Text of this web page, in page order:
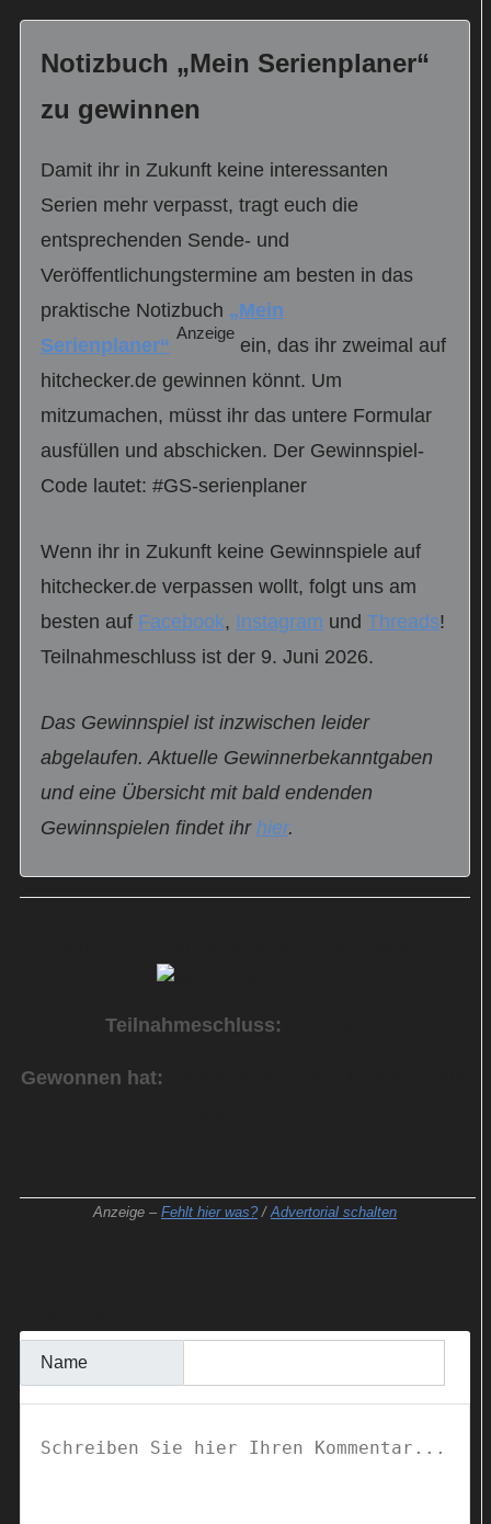
Notizbuch „Mein Serienplaner“
zu gewinnen
Damit ihr in Zukunft keine interessanten
Serien mehr verpasst, tragt euch die
entsprechenden Sende- und
Veröffentlichungstermine am besten in das
praktische Notizbuch „Mein
Serienplaner“
Anzeige
ein, das ihr zweimal auf
hitchecker.de gewinnen könnt. Um
mitzumachen, müsst ihr das untere Formular
ausfüllen und abschicken. Der Gewinnspiel-
Code lautet: #GS-serienplaner
Wenn ihr in Zukunft keine Gewinnspiele auf
hitchecker.de verpassen wollt, folgt uns am
besten auf Facebook, Instagram und Threads!
Teilnahmeschluss ist der 9. Juni 2026.
Das Gewinnspiel ist inzwischen leider
abgelaufen. Aktuelle Gewinnerbekanntgaben
und eine Übersicht mit bald endenden
Gewinnspielen findet ihr hier.
Teilnahmeschluss:
Gewonnen hat:
Anzeige – Fehlt hier was? /Advertorial schalten
Name